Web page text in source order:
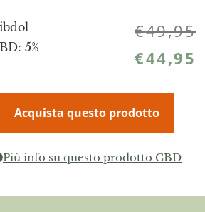
5%
€49,95
€44,95
Acquista questo prodotto
Più info su questo prodotto CBD